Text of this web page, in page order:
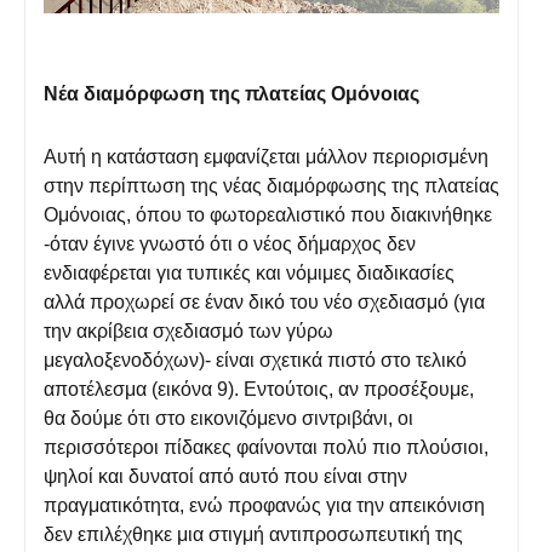
Νέα διαμόρφωση της πλατείας Ομόνοιας
Αυτή η κατάσταση εμφανίζεται μάλλον περιορισμένη
στην περίπτωση της νέας διαμόρφωσης της πλατείας
Ομόνοιας, όπου το φωτορεαλιστικό που διακινήθηκε
-όταν έγινε γνωστό ότι ο νέος δήμαρχος δεν
ενδιαφέρεται για τυπικές και νόμιμες διαδικασίες
αλλά προχωρεί σε έναν δικό του νέο σχεδιασμό (για
την ακρίβεια σχεδιασμό των γύρω
μεγαλοξενοδόχων)- είναι σχετικά πιστό στο τελικό
αποτέλεσμα (εικόνα 9). Εντούτοις, αν προσέξουμε,
θα δούμε ότι στο εικονιζόμενο σιντριβάνι, οι
περισσότεροι πίδακες φαίνονται πολύ πιο πλούσιοι,
ψηλοί και δυνατοί από αυτό που είναι στην
πραγματικότητα, ενώ προφανώς για την απεικόνιση
δεν επιλέχθηκε μια στιγμή αντιπροσωπευτική της